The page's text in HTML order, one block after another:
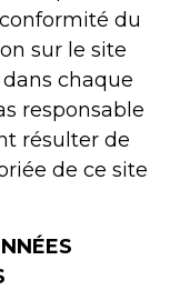
du
sur le site
chaque
responsable
résulter de
de ce site